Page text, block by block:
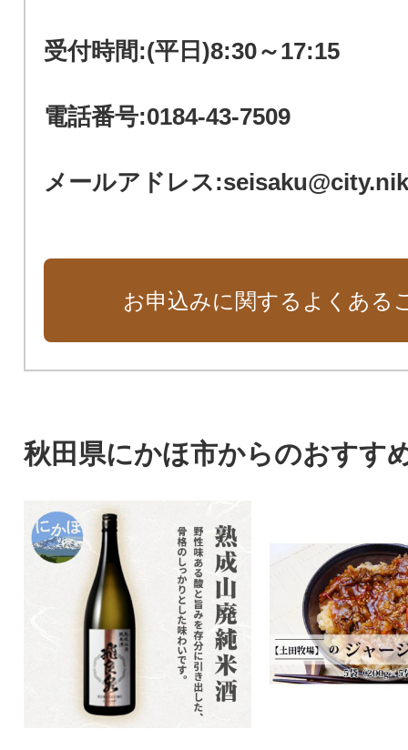
受付時間:(平日)8:30～17:15
電話番号:0184-43-7509
メールアドレス
お申込みに関するよくある
秋田県にかほ市からのおすす